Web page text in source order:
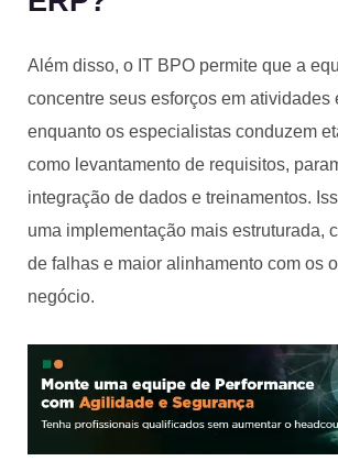
Além disso, o IT BPO permite que a
concentre seus esforços em atividades
enquanto os especialistas conduzem
como levantamento de requisitos,
integração de dados e treinamentos.
uma implementação mais estruturada,
de falhas e maior alinhamento com os
negócio.